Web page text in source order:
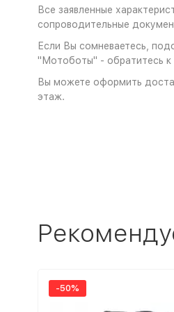
Все заявленные
сопроводительные
Если Вы сомневаетесь,
"Мотоботы" - обратитесь к
Вы можете оформить
этаж.
-50%